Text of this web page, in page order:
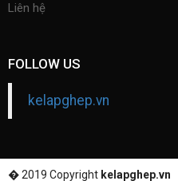
Liên hệ
FOLLOW US
kelapghep.vn
� 2019 Copyright kelapghep.vn